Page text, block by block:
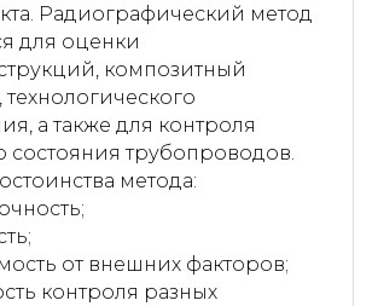
Радиографический метод
для оценки
композитный
а также для контроля
состояния трубопроводов.
метода:
от внешних факторов;
контроля разных